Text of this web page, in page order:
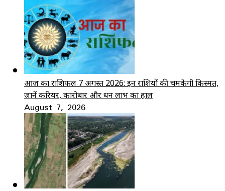
आज का राशिफल 7 अगस्त 2026: इन राशियों की चमकेगी किस्मत,
जानें करियर, कारोबार और धन लाभ का हाल
August 7, 2026